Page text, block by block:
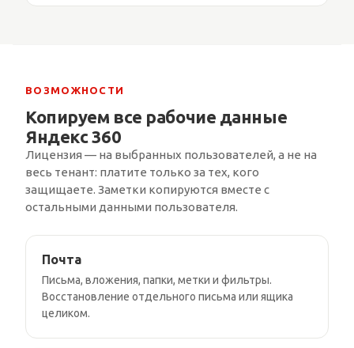
ВОЗМОЖНОСТИ
Копируем все рабочие данные
Яндекс 360
Лицензия — на выбранных пользователей, а не на
весь тенант: платите только за тех, кого
защищаете. Заметки копируются вместе с
остальными данными пользователя.
Почта
Письма, вложения, папки, метки и фильтры.
Восстановление отдельного письма или ящика
целиком.